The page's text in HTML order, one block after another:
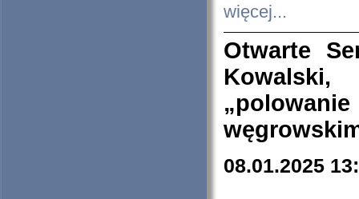
więcej...
Otwarte
08.01.2025